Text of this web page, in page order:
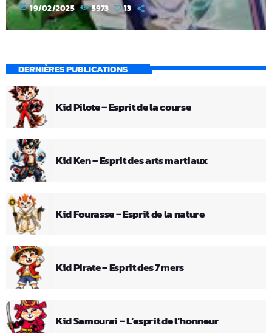
today 19/02/2025 5973 13
DERNIÈRES PUBLICATIONS
Kid Pilote – Esprit de la course
Kid Ken – Esprit des arts martiaux
Kid Fourasse – Esprit de la nature
Kid Pirate – Esprit des 7 mers
Kid Samourai – L’esprit de l’honneur